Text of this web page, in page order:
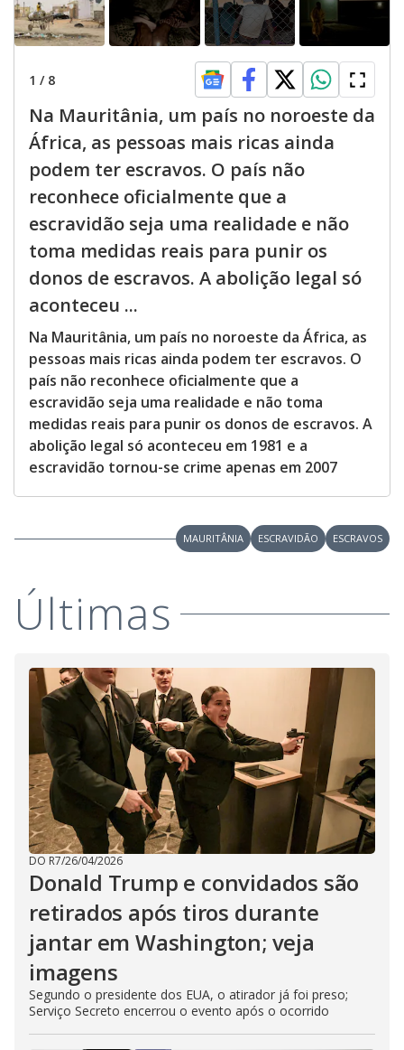
1 / 8
Na Mauritânia, um país no noroeste da
África, as pessoas mais ricas ainda
podem ter escravos. O país não
reconhece oficialmente que a
escravidão seja uma realidade e não
toma medidas reais para punir os
donos de escravos. A abolição legal só
aconteceu ...
Na Mauritânia, um país no noroeste da África, as
pessoas mais ricas ainda podem ter escravos. O
país não reconhece oficialmente que a
escravidão seja uma realidade e não toma
medidas reais para punir os donos de escravos. A
abolição legal só aconteceu em 1981 e a
escravidão tornou-se crime apenas em 2007
MAURITÂNIA ESCRAVIDÃO ESCRAVOS
Últimas
DO R7/26/04/2026
Donald Trump e convidados são
retirados após tiros durante
jantar em Washington; veja
imagens
Segundo o presidente dos EUA, o atirador já foi preso;
Serviço Secreto encerrou o evento após o ocorrido